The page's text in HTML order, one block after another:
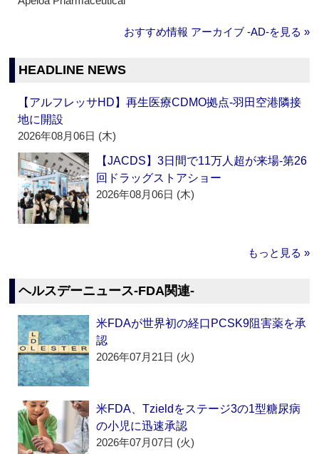
おすすめ情報 アーカイブ ‐AD‐を見る »
HEADLINE NEWS
【アルフレッサHD】再生医療CDMO拠点‐羽田空港隣接
地に開設
2026年08月06日 (木)
【JACDS】3日間で11万人超が来場‐第26
回ドラッグストアショー
2026年08月06日 (木)
もっと見る »
ヘルスデーニュース‐FDA関連‐
米FDAが世界初の経口PCSK9阻害薬を承
認
2026年07月21日 (火)
米FDA、Tzieldをステージ3の1型糖尿病
の小児に迅速承認
2026年07月07日 (火)